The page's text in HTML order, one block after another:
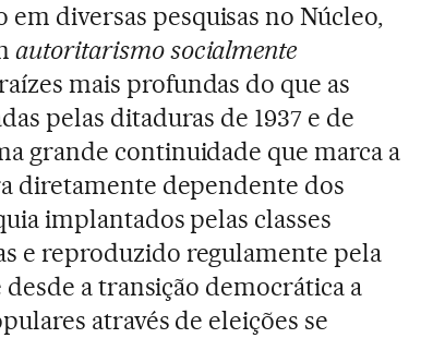
diversas pesquisas no Núcleo,
autoritarismo socialmente
mais profundas do que as
pelas ditaduras de 1937 e de
grande continuidade que marca a
diretamente dependente dos
implantados pelas classes
e reproduzido regulamente pela
a transição democrática a
através de eleições se